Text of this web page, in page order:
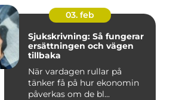
03. feb
Sjukskrivning: Så fungerar
ersättningen och vägen
tillbaka
När vardagen rullar på
tänker få på hur ekonomin
påverkas om de bl...